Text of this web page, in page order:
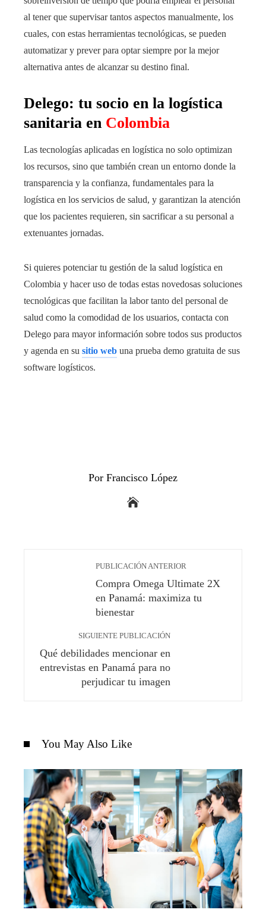
al tener que supervisar tantos aspectos manualmente, los
cuales, con estas herramientas tecnológicas, se pueden
automatizar y prever para optar siempre por la mejor
alternativa antes de alcanzar su destino final.
Delego: tu socio en la logística
sanitaria en Colombia
Las tecnologías aplicadas en logística no solo optimizan
los recursos, sino que también crean un entorno donde la
transparencia y la confianza, fundamentales para la
logística en los servicios de salud, y garantizan la atención
que los pacientes requieren, sin sacrificar a su personal a
extenuantes jornadas.
Si quieres potenciar tu gestión de la salud logística en
Colombia y hacer uso de todas estas novedosas soluciones
tecnológicas que facilitan la labor tanto del personal de
salud como la comodidad de los usuarios, contacta con
Delego para mayor información sobre todos sus productos
y agenda en su sitio web una prueba demo gratuita de sus
software logísticos.
Por Francisco López
PUBLICACIÓN ANTERIOR
Compra Omega Ultimate 2X
en Panamá: maximiza tu
bienestar
SIGUIENTE PUBLICACIÓN
Qué debilidades mencionar en
entrevistas en Panamá para no
perjudicar tu imagen
You May Also Like